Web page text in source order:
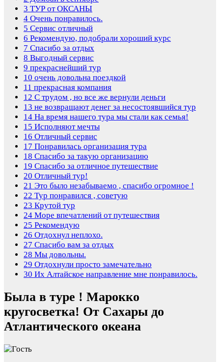
3 ТУР от ОКСАНЫ
4 Очень понравилось.
5 Сервис отличный
6 Рекомендую, подобрали хороший курс
7 Спасибо за отдых
8 Выгодный сервис
9 прекраснейший тур
10 очень довольна поездкой
11 прекрасная компания
12 С трудом , но все же вернули деньги
13 не возвращают денег за несостоявшийся тур
14 На время нашего тура мы стали как семья!
15 Исполняют мечты
16 Отличный сервис
17 Понравилась организация тура
18 Спасибо за такую организацию
19 Спасибо за отличное путешествие
20 Отличный тур!
21 Это было незабываемо , спасибо огромное !
22 Тур понравился , советую
23 Крутой тур
24 Море впечатлений от путешествия
25 Рекомендую
26 Отдохнул неплохо.
27 Спасибо вам за отдых
28 Мы довольны.
29 Отдохнули просто замечательно
30 Их Алтайское направление мне понравилось.
Была в туре ! Марокко
кругосветка! От Сахары до
Атлантического океана